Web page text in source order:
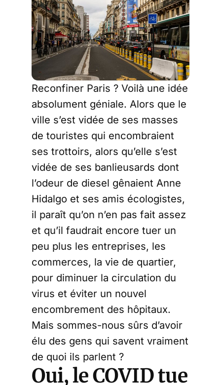
Reconfiner Paris ? Voilà une idée
absolument géniale. Alors que le
ville s’est vidée de ses masses
de touristes qui encombraient
ses trottoirs, alors qu’elle s’est
vidée de ses banlieusards dont
l’odeur de diesel gênaient Anne
Hidalgo et ses amis écologistes,
il paraît qu’on n’en pas fait assez
et qu’il faudrait encore tuer un
peu plus les entreprises, les
commerces, la vie de quartier,
pour diminuer la circulation du
virus et éviter un nouvel
encombrement des hôpitaux.
Mais sommes-nous sûrs d’avoir
élu des gens qui savent vraiment
de quoi ils parlent ?
Oui, le COVID tue